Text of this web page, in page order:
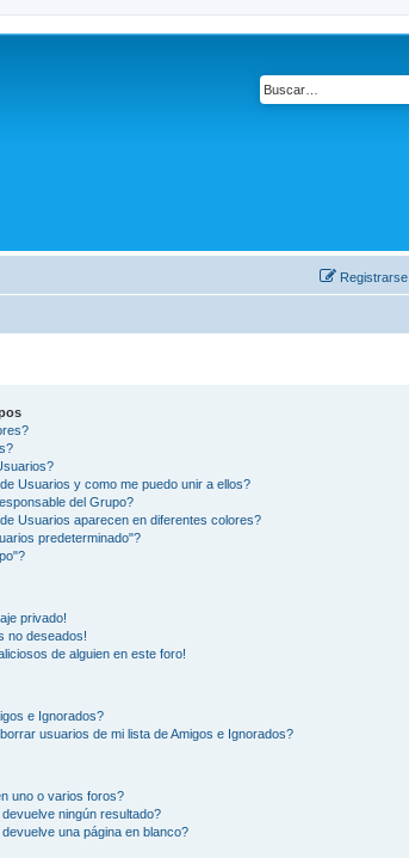
Registrarse
Usuarios y como me puedo unir a ellos?
del Grupo?
Usuarios aparecen en diferentes colores?
predeterminado"?
privado!
no deseados!
de alguien en este foro!
e Ignorados?
usuarios de mi lista de Amigos e Ignorados?
uno o varios foros?
ningún resultado?
una página en blanco?